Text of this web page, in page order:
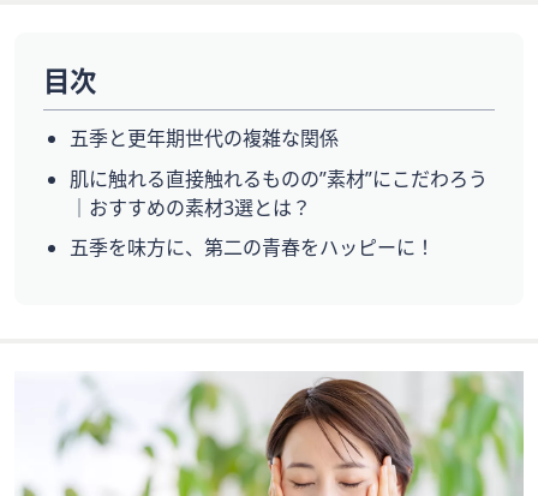
目次
五季と更年期世代の複雑な関係
肌に触れる直接触れるものの”素材”にこだわろう
｜おすすめの素材3選とは？
五季を味方に、第二の青春をハッピーに！